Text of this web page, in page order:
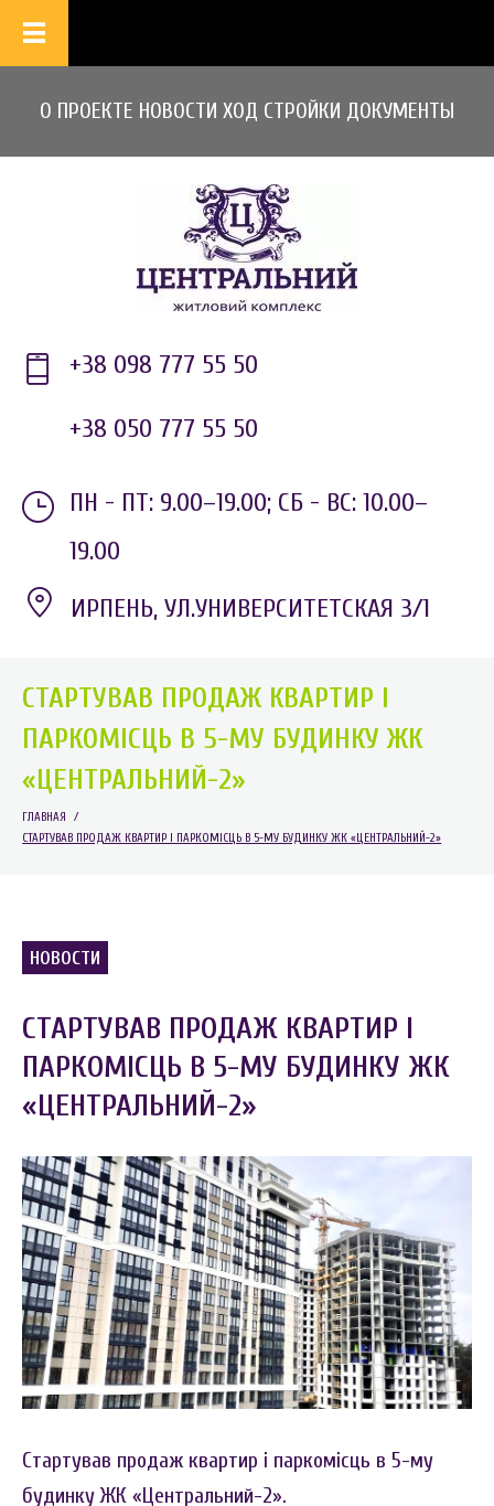
О ПРОЕКТЕ НОВОСТИ ХОД СТРОЙКИ ДОКУМЕНТЫ
+38 098 777 55 50
+38 050 777 55 50
ПН - ПТ: 9.00–19.00; СБ - ВС: 10.00–
19.00
ИРПЕНЬ, УЛ.УНИВЕРСИТЕТСКАЯ 3/1
СТАРТУВАВ ПРОДАЖ КВАРТИР І
ПАРКОМІСЦЬ В 5-МУ БУДИНКУ ЖК
«ЦЕНТРАЛЬНИЙ-2»
ГЛАВНАЯ
/
СТАРТУВАВ ПРОДАЖ КВАРТИР І ПАРКОМІСЦЬ В 5-МУ БУДИНКУ ЖК «ЦЕНТРАЛЬНИЙ-2»
НОВОСТИ
СТАРТУВАВ ПРОДАЖ КВАРТИР І
ПАРКОМІСЦЬ В 5-МУ БУДИНКУ ЖК
«ЦЕНТРАЛЬНИЙ-2»
Стартував продаж квартир і паркомісць в 5-му
будинку ЖК «Центральний-2».